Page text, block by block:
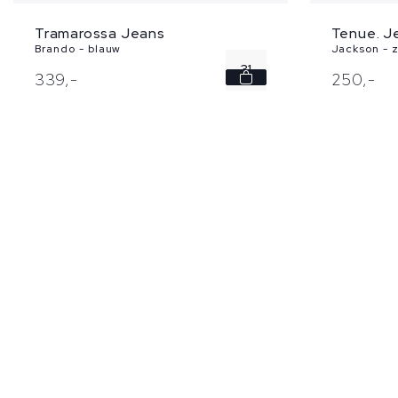
Tramarossa Jeans
Brando - blauw
339,- 31
Tenue.
Jackson -
250,-